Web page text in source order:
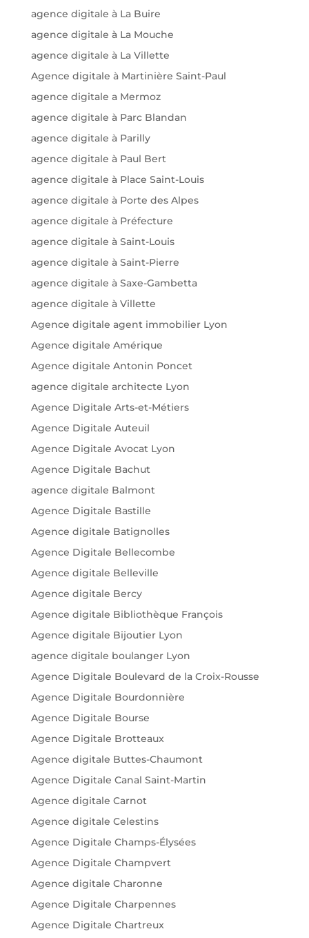
agence digitale à La Buire
agence digitale à La Mouche
agence digitale à La Villette
Agence digitale à Martinière Saint-Paul
agence digitale a Mermoz
agence digitale à Parc Blandan
agence digitale à Parilly
agence digitale à Paul Bert
agence digitale à Place Saint-Louis
agence digitale à Porte des Alpes
agence digitale à Préfecture
agence digitale à Saint-Louis
agence digitale à Saint-Pierre
agence digitale à Saxe-Gambetta
agence digitale à Villette
Agence digitale agent immobilier Lyon
Agence digitale Amérique
Agence digitale Antonin Poncet
agence digitale architecte Lyon
Agence Digitale Arts-et-Métiers
Agence Digitale Auteuil
Agence Digitale Avocat Lyon
Agence Digitale Bachut
agence digitale Balmont
Agence Digitale Bastille
Agence digitale Batignolles
Agence Digitale Bellecombe
Agence digitale Belleville
Agence digitale Bercy
Agence digitale Bibliothèque François
Agence digitale Bijoutier Lyon
agence digitale boulanger Lyon
Agence Digitale Boulevard de la Croix-Rousse
Agence Digitale Bourdonnière
Agence Digitale Bourse
Agence Digitale Brotteaux
Agence digitale Buttes-Chaumont
Agence Digitale Canal Saint-Martin
Agence digitale Carnot
Agence digitale Celestins
Agence Digitale Champs-Élysées
Agence Digitale Champvert
Agence digitale Charonne
Agence Digitale Charpennes
Agence Digitale Chartreux